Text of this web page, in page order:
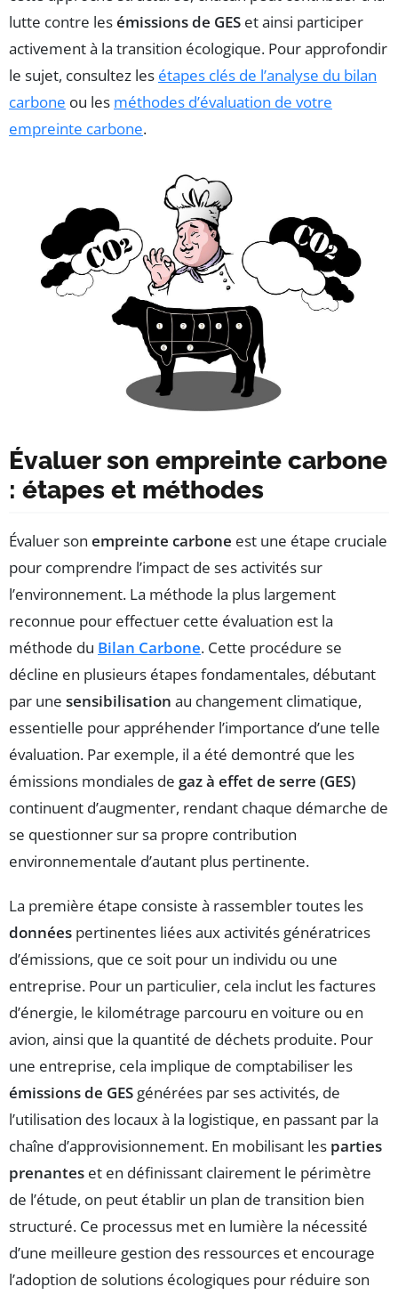
lutte contre lesémissions de GES et ainsi participer
activement à la transition écologique. Pour approfondir
le sujet, consultez les étapes clés de l’analyse du bilan
carbone ou les méthodes d’évaluation de votre
empreinte carbone.
Évaluer son empreinte carbone
: étapes et méthodes
Évaluer son empreinte carbone est une étape cruciale
pour comprendre l’impact de ses activités sur
l’environnement. La méthode la plus largement
reconnue pour effectuer cette évaluation est la
méthode du Bilan Carbone. Cette procédure se
décline en plusieurs étapes fondamentales, débutant
par une sensibilisation au changement climatique,
essentielle pour appréhender l’importance d’une telle
évaluation. Par exemple, il a été demontré que les
émissions mondiales de gaz à effet de serre (GES)
continuent d’augmenter, rendant chaque démarche de
se questionner sur sa propre contribution
environnementale d’autant plus pertinente.
La première étape consiste à rassembler toutes les
données pertinentes liées aux activités génératrices
d’émissions, que ce soit pour un individu ou une
entreprise. Pour un particulier, cela inclut les factures
d’énergie, le kilométrage parcouru en voiture ou en
avion, ainsi que la quantité de déchets produite. Pour
une entreprise, cela implique de comptabiliser les
émissions de GES générées par ses activités, de
l’utilisation des locaux à la logistique, en passant par la
chaîne d’approvisionnement. En mobilisant les parties
prenantes et en définissant clairement le périmètre
de l’étude, on peut établir un plan de transition bien
structuré. Ce processus met en lumière la nécessité
d’une meilleure gestion des ressources et encourage
l’adoption de solutions écologiques pour réduire son